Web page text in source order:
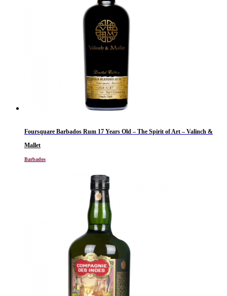
Foursquare Barbados Rum 17 Years Old – The Spirit of Art – Valinch &
Mallet
Barbados